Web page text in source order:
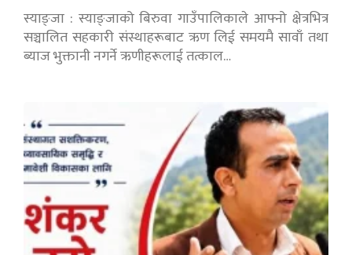
स्याङ्जा : स्याङ्जाको बिरुवा गाउँपालिकाले आफ्नो क्षेत्रभित्र
सञ्चालित सहकारी संस्थाहरूबाट ऋण लिई समयमै सावाँ तथा
ब्याज भुक्तानी नगर्ने ऋणीहरूलाई तत्काल…